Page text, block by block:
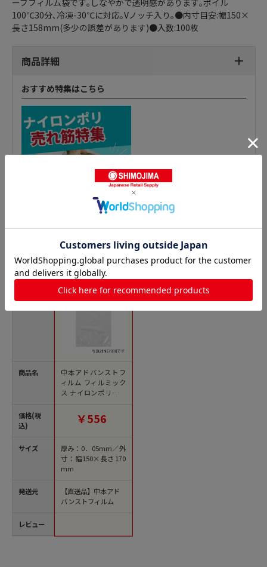
ーブフィルム袋です｡しなやかで透明感があります｡ボイル
100℃30分､冷凍-30℃に対応｡Vノッチ入り｡●内寸目安:幅150×
長さ158mm(多少の誤差があります)●入数:100枚
商品詳細
おすすめ特集はこちら
ナイロンポリ チューブ袋の人気商品との比較
商品名
価格(税
込)
サイズ
発送元
レビュー
中本アドバンストフ
ィルム フィルミック
ス ナイロンポリチュ
ーブ袋 NY 150×170
袋（ご注文単位25
￥556
厚み：0．05mm／外
寸：幅150×長さ170
mm
【直送品】中本アド
バンストフィルム